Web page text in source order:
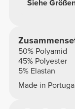
Siehe
50% Polyamid
45% Polyester
5% Elastan
Made in